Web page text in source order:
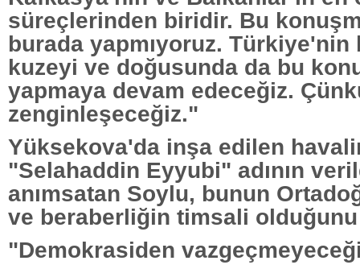
süreçlerinden biridir. Bu
burada yapmıyoruz. Türkiye'nin
kuzeyi ve doğusunda da bu
yapmaya devam edeceğiz.
zenginleşeceğiz."
Yüksekova'da inşa edilen
"Selahaddin Eyyubi" adının
anımsatan Soylu, bunun
ve beraberliğin timsali
"Demokrasiden